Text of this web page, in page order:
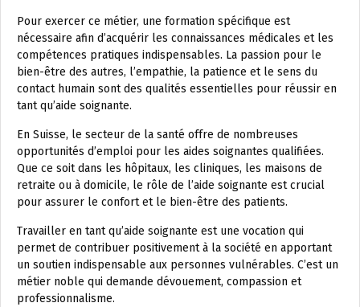
Pour exercer ce métier, une formation spécifique est
nécessaire afin d’acquérir les connaissances médicales et les
compétences pratiques indispensables. La passion pour le
bien-être des autres, l’empathie, la patience et le sens du
contact humain sont des qualités essentielles pour réussir en
tant qu’aide soignante.
En Suisse, le secteur de la santé offre de nombreuses
opportunités d’emploi pour les aides soignantes qualifiées.
Que ce soit dans les hôpitaux, les cliniques, les maisons de
retraite ou à domicile, le rôle de l’aide soignante est crucial
pour assurer le confort et le bien-être des patients.
Travailler en tant qu’aide soignante est une vocation qui
permet de contribuer positivement à la société en apportant
un soutien indispensable aux personnes vulnérables. C’est un
métier noble qui demande dévouement, compassion et
professionnalisme.